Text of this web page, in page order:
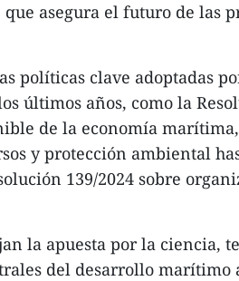
asegura el futuro de las
políticas clave adoptadas
últimos años, como la
de la economía
y protección ambiental
139/2024 sobre
la apuesta por la ciencia,
del desarrollo marítimo